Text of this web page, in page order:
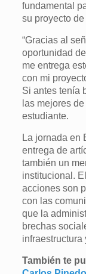
fundamental
su proyecto de
“Gracias al
oportunidad
me entrega
con mi
Si antes tenía
las mejores
estudiante.
La jornada en
entrega de
también un
institucional.
acciones son
con las
que la
brechas
infraestructura
También te